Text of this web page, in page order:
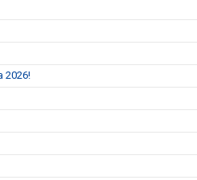
2026!